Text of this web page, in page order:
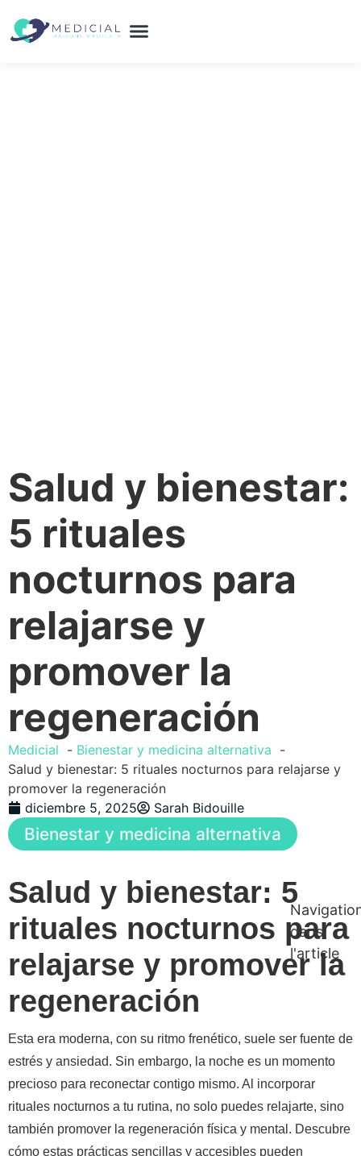
Salud y bienestar:
5 rituales
nocturnos para
relajarse y
promover la
regeneración
Medicial
Bienestar y medicina alternativa
Salud y bienestar: 5 rituales nocturnos para relajarse y
promover la regeneración
diciembre 5, 2025
Sarah Bidouille
Bienestar y medicina alternativa
Salud y bienestar: 5
rituales nocturnos para
relajarse y promover la
regeneración
Esta era moderna, con su ritmo frenético, suele ser fuente de
estrés y ansiedad. Sin embargo, la noche es un momento
precioso para reconectar contigo mismo. Al incorporar
rituales nocturnos a tu rutina, no solo puedes relajarte, sino
también promover la regeneración física y mental. Descubre
cómo estas prácticas sencillas y accesibles pueden
dans
l'article